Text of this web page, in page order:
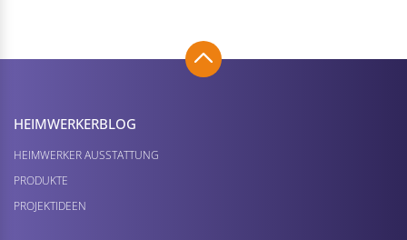
HEIMWERKER­BLOG
HEIMWERKER AUSSTATTUNG
PRODUKTE
PROJEKTIDEEN